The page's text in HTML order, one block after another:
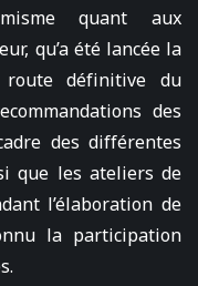
quant aux
qu’a été lancée la
définitive du
des
des différentes
que les ateliers de
l’élaboration de
la participation